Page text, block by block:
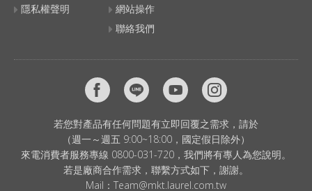
隱私權聲明
網站操作
聯絡我們
若您對產品有任何問題有立即回覆之需求，請於
（週一～週五 9:00~18:00，國定假日除外）
來電消費者服務專線 0800-031-720，我們將有專人為您說明。
若是廠商合作需求，聯繫方式如下，謝謝。
Mail： Team@mkt.laurel.com.tw